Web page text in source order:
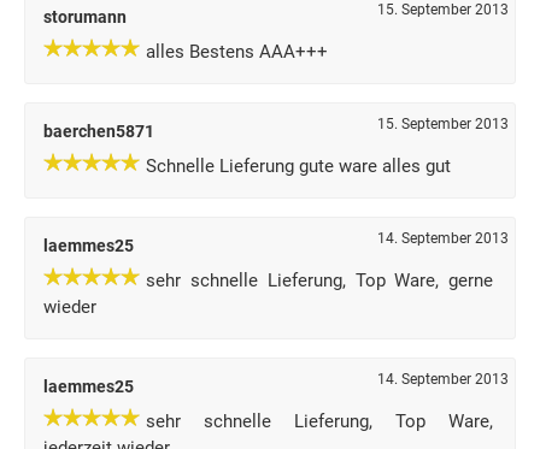
storumann 15. September 2013
alles Bestens AAA+++
baerchen5871 15. September 2013
Schnelle Lieferung gute ware alles gut
laemmes25 14. September 2013
sehr schnelle Lieferung, Top Ware, gerne
wieder
laemmes25 14. September 2013
sehr schnelle Lieferung, Top Ware,